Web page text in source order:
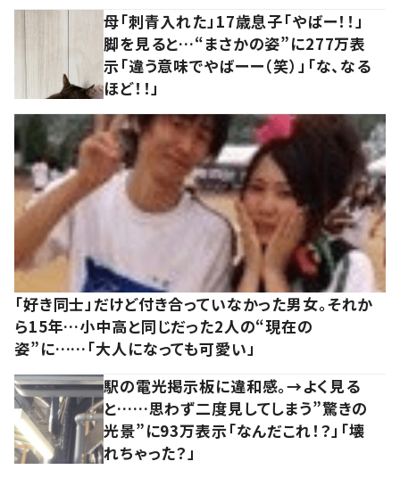
母「刺青入れた」17歳息子「やばー！！」
脚を見ると…“まさかの姿”に277万表
示「違う意味でやばーー（笑）」「な、なる
ほど！！」
「好き同士」だけど付き合っていなかった男女。それか
ら15年…小中高と同じだった2人の“現在の
姿”に……「大人になっても可愛い」
駅の電光掲示板に違和感。→よく見る
と……思わず二度見してしまう”驚きの
光景”に93万表示「なんだこれ！？」「壊
れちゃった？」